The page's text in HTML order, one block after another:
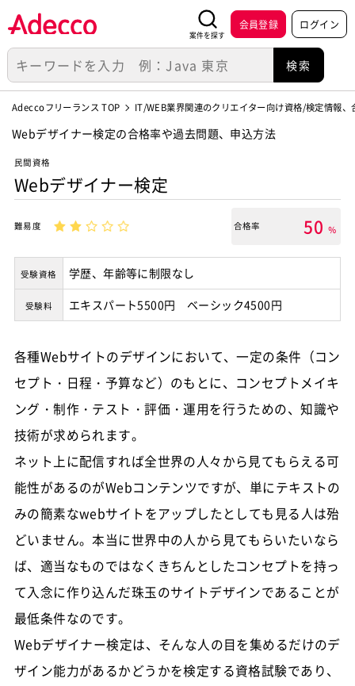
案件を探す
会員登録 ログイン
Adeccoフリーランス TOP IT/WEB業界関連のクリエイター向け資格/検定情報、
Webデザイナー検定の合格率や過去問題、申込方法
民間資格
Webデザイナー検定
難易度 合格率 50 ％
受験資格 学歴、年齢等に制限なし
受験料 エキスパート5500円 ベーシック4500円
各種Webサイトのデザインにおいて、一定の条件（コン
セプト・日程・予算など）のもとに、コンセプトメイキ
ング・制作・テスト・評価・運用を行うための、知識や
技術が求められます。
ネット上に配信すれば全世界の人々から見てもらえる可
能性があるのがWebコンテンツですが、単にテキストの
みの簡素なwebサイトをアップしたとしても見る人は殆
どいません。本当に世界中の人から見てもらいたいなら
ば、適当なものではなくきちんとしたコンセプトを持っ
て入念に作り込んだ珠玉のサイトデザインであることが
最低条件なのです。
Webデザイナー検定は、そんな人の目を集めるだけのデ
ザイン能力があるかどうかを検定する資格試験であり、